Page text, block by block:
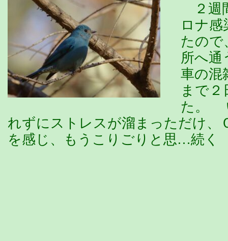
２週
ロナ
たので
所へ
車の混
まで
た。
れずにストレスが溜まっただけ、
を感じ、もうこりごりと思…続く